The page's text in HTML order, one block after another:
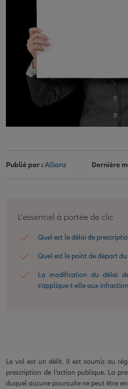
Publié par : Allianz Dernière
L'essentiel à portée de clic
Quel est le délai de
Quel est le point de départ
La modification du délai
s’applique-t-elle aux
Le vol est un délit. Il est soumis au
prescription de l’action publique. La
duquel aucune poursuite ne peut être